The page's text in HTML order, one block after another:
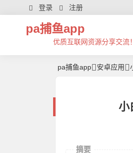
登录 注册
pa捕鱼app
优质互联网资源分享交流！
pa捕鱼app 安卓应用
小
摘要